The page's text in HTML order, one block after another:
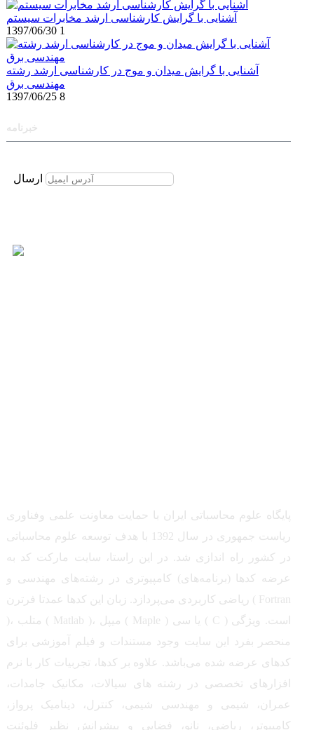
آشنایی با گرایش کارشناسی ارشد مخابرات سیستم
1397/06/30 1
آشنایی با گرایش میدان و موج در کارشناسی ارشد رشته
مهندسی برق
1397/06/25 8
خبرنامه
ارسال
پایگاه علوم محاسباتی ایران با حمایت معاونت علمی وفناوری
ریاست جمهوری در سال 1392 با هدف توسعه علوم محاسباتی
در کشور راه اندازی شد. در این راستا، سایت مارکت کد به
عرضه کدها (برنامه‌های) کامپیوتری در رشته‌های مهندسی و
ریاضی کاربردی می‌پردازد. زبان این کدها عمدتا فرترن ( Fortran
)، متلب ( Matlab )، میپل ( Maple ) یا سی ( C ) است. ویژگی
منحصر بفرد این سایت وجود مستندات و فیلم آموزشی برای
کدهای عرضه شده می‌باشد. علاوه بر کدها، تجربیات کار با نرم
افزارهای تخصصی در رشته های سیالات، مکانیک جامدات،
عمران، شیمی و مهندسی شیمی، کنترل، دینامیک پرواز،
کامپیوتر، ریاضی، نانو، فضایی و پیشرانش نظیر فلوئنت